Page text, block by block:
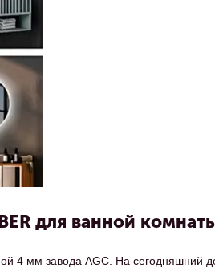
для ванной
4 мм завода AGC. На сегодняшний